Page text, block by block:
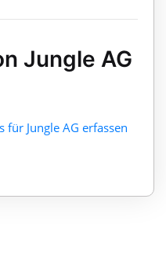
Jungle AG
für Jungle AG erfassen